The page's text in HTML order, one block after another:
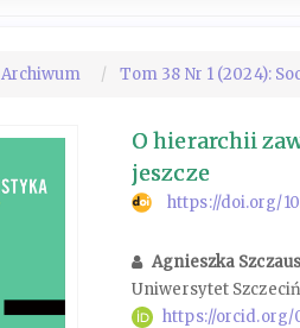
Archiwum Tom 38 Nr 1 (2024):
O hierarchii
jeszcze
https://doi.org/
Agnieszka Szczaus
Uniwersytet
https://orcid.org/